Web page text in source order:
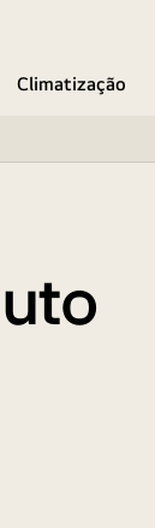
Climatização